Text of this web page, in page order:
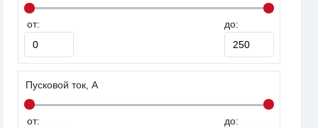
от: до:
Пусковой ток, А
от: до: